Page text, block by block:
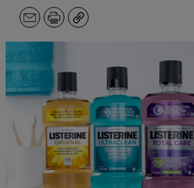
电
邮
件
打
副